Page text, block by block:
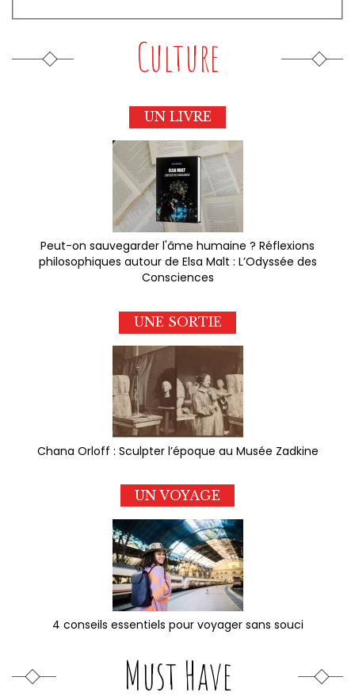
Culture
UN LIVRE
Peut-on sauvegarder l'âme humaine ? Réflexions
philosophiques autour de Elsa Malt : L’Odyssée des
Consciences
UNE SORTIE
Chana Orloff : Sculpter l’époque au Musée Zadkine
UN VOYAGE
4 conseils essentiels pour voyager sans souci
Must Have